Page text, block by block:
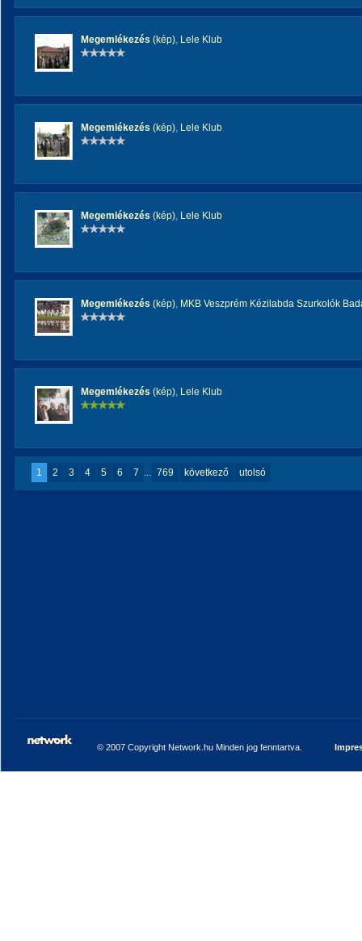
Megemlékezés (kép), Lele Klub
Megemlékezés (kép), Lele Klub
Megemlékezés (kép), Lele Klub
Megemlékezés (kép), MKB Veszprém Kézilabda Szurkolók
Megemlékezés (kép), Lele Klub
1 2 3 4 5 6 7 ... 769 következő utolsó
© 2007 Copyright Network.hu Minden jog fenntartva.